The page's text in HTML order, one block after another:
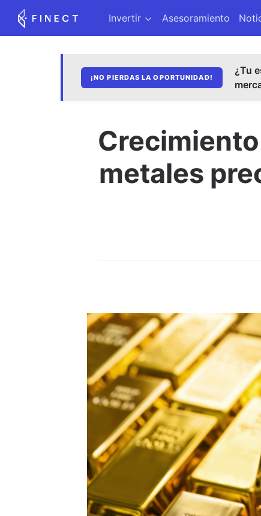
Invertir Asesoramiento
¡NO PIERDAS LA OPORTUNIDAD!
¿Tu
metales